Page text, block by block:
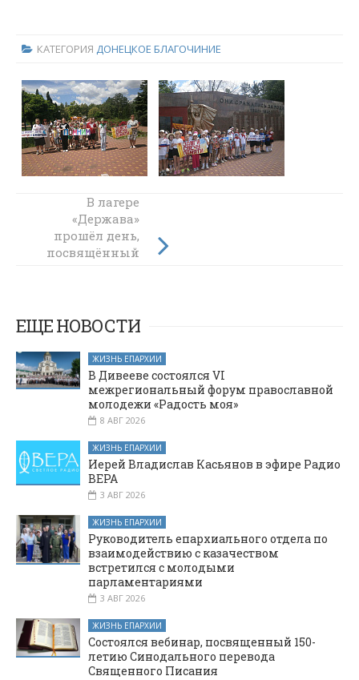
КАТЕГОРИЯ ДОНЕЦКОЕ БЛАГОЧИНИЕ
В Калитвенской
школе прошёл
выпускной
вечер
В лагере
«Держава»
прошёл день,
посвящённый
ЕЩЕ НОВОСТИ
ЖИЗНЬ ЕПАРХИИ
В Дивееве состоялся VI
межрегиональный форум православной
молодежи «Радость моя»
8 АВГ 2026
ЖИЗНЬ ЕПАРХИИ
Иерей Владислав Касьянов в эфире Радио
ВЕРА
3 АВГ 2026
ЖИЗНЬ ЕПАРХИИ
Руководитель епархиального отдела по
взаимодействию с казачеством
встретился с молодыми
парламентариями
3 АВГ 2026
ЖИЗНЬ ЕПАРХИИ
Состоялся вебинар, посвященный 150-
летию Синодального перевода
Священного Писания